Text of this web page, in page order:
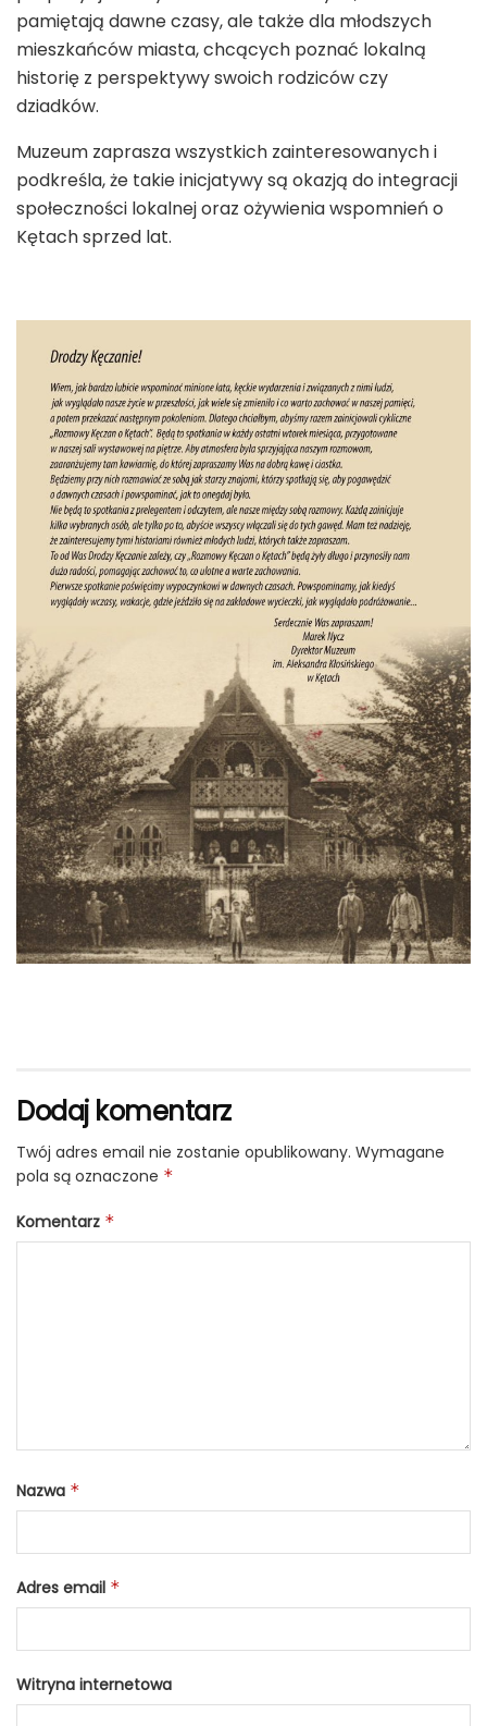
pamiętają dawne czasy, ale także dla młodszych
mieszkańców miasta, chcących poznać lokalną
historię z perspektywy swoich rodziców czy
dziadków.
Muzeum zaprasza wszystkich zainteresowanych i
podkreśla, że takie inicjatywy są okazją do integracji
społeczności lokalnej oraz ożywienia wspomnień o
Kętach sprzed lat.
Dodaj komentarz
Twój adres email nie zostanie opublikowany. Wymagane
pola są oznaczone *
Komentarz *
Nazwa *
Adres email *
Witryna internetowa